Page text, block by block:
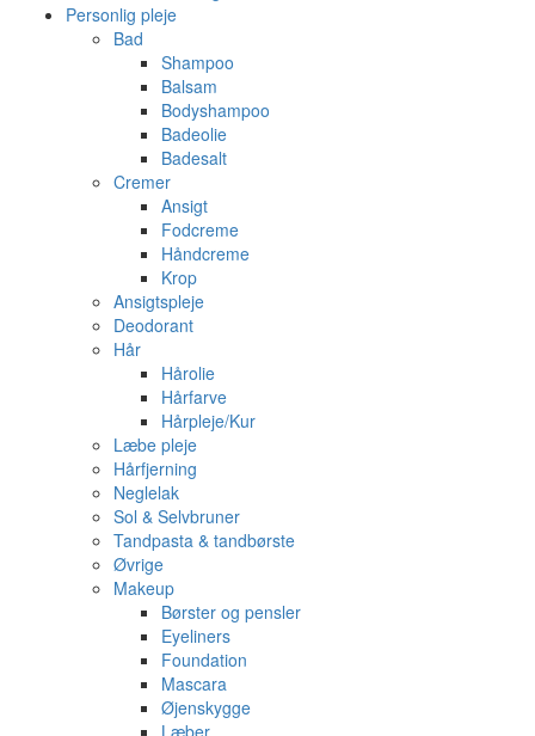
Personlig pleje
Bad
Shampoo
Balsam
Bodyshampoo
Badeolie
Badesalt
Cremer
Ansigt
Fodcreme
Håndcreme
Krop
Ansigtspleje
Deodorant
Hår
Hårolie
Hårfarve
Hårpleje/Kur
Læbe pleje
Hårfjerning
Neglelak
Sol & Selvbruner
Tandpasta & tandbørste
Øvrige
Makeup
Børster og pensler
Eyeliners
Foundation
Mascara
Øjenskygge
Læber